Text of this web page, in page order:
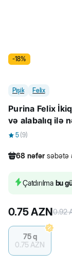
-18%
Pişik Felix
Purina Felix
və alabalıq ilə
5 (9)
68 nəfər səbətə
464 nəfər
Çatdırılma bu
0.75AZN0.92
75 q
0.75 AZN